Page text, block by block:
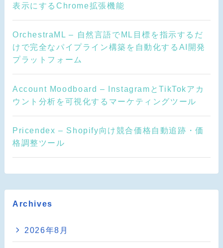
表示にするChrome拡張機能
OrchestraML – 自然言語でML目標を指示するだ
けで完全なパイプライン構築を自動化するAI開発
プラットフォーム
Account Moodboard – InstagramとTikTokアカ
ウント分析を可視化するマーケティングツール
Pricendex – Shopify向け競合価格自動追跡・価
格調整ツール
Archives
2026年8月